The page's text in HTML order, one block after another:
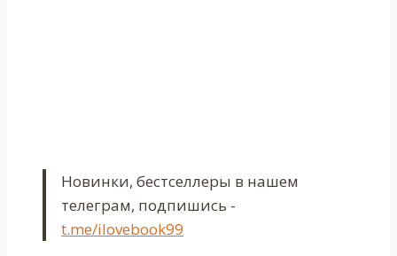
Новинки, бестселлеры в нашем
телеграм, подпишись -
t.me/ilovebook99